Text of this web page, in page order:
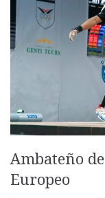
Ambateño
Europeo